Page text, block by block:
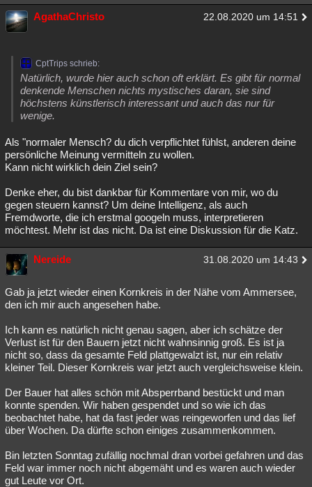
AgathaChristo 22.08.2020 um 14:51
CptTrips schrieb:
Natürlich, wurde hier auch schon oft erklärt. Es gibt für normal
denkende Menschen nichts mystisches daran, sie sind
höchstens künstlerisch interessant und auch das nur für
wenige.
Als "normaler Mensch? du dich verpflichtet fühlst, anderen deine
persönliche Meinung vermitteln zu wollen.
Kann nicht wirklich dein Ziel sein?
Denke eher, du bist dankbar für Kommentare von mir, wo du
gegen steuern kannst? Um deine Intelligenz, als auch
Fremdworte, die ich erstmal googeln muss, interpretieren
möchtest. Mehr ist das nicht. Da ist eine Diskussion für die Katz.
Nereide 31.08.2020 um 14:43
Gab ja jetzt wieder einen Kornkreis in der Nähe vom Ammersee,
den ich mir auch angesehen habe.
Ich kann es natürlich nicht genau sagen, aber ich schätze der
Verlust ist für den Bauern jetzt nicht wahnsinnig groß. Es ist ja
nicht so, dass da gesamte Feld plattgewalzt ist, nur ein relativ
kleiner Teil. Dieser Kornkreis war jetzt auch vergleichsweise klein.
Der Bauer hat alles schön mit Absperrband bestückt und man
konnte spenden. Wir haben gespendet und so wie ich das
beobachtet habe, hat da fast jeder was reingeworfen und das lief
über Wochen. Da dürfte schon einiges zusammenkommen.
Bin letzten Sonntag zufällig nochmal dran vorbei gefahren und das
Feld war immer noch nicht abgemäht und es waren auch wieder
gut Leute vor Ort.